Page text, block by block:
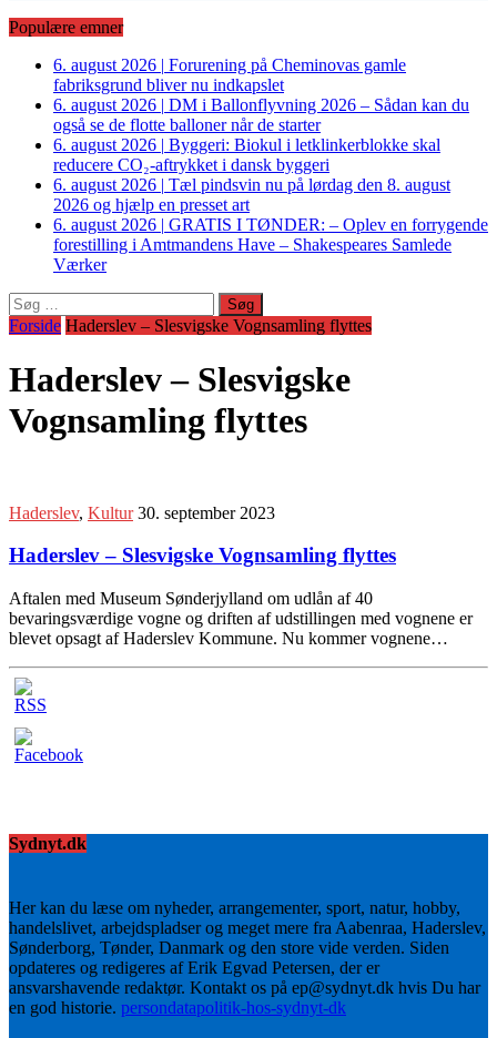
Populære emner
6. august 2026 | Forurening på Cheminovas gamle
fabriksgrund bliver nu indkapslet
6. august 2026 | DM i Ballonflyvning 2026 – Sådan kan du
også se de flotte balloner når de starter
6. august 2026 | Byggeri: Biokul i letklinkerblokke skal
reducere CO₂-aftrykket i dansk byggeri
6. august 2026 | Tæl pindsvin nu på lørdag den 8. august
2026 og hjælp en presset art
6. august 2026 | GRATIS I TØNDER: – Oplev en forrygende
forestilling i Amtmandens Have – Shakespeares Samlede
Værker
Søg
efter:
Forside Haderslev – Slesvigske Vognsamling flyttes
Haderslev – Slesvigske
Vognsamling flyttes
Haderslev, Kultur 30. september 2023
Haderslev – Slesvigske Vognsamling flyttes
Aftalen med Museum Sønderjylland om udlån af 40
bevaringsværdige vogne og driften af udstillingen med vognene er
blevet opsagt af Haderslev Kommune. Nu kommer vognene…
Sydnyt.dk
Her kan du læse om nyheder, arrangementer, sport, natur, hobby,
handelslivet, arbejdspladser og meget mere fra Aabenraa, Haderslev,
Sønderborg, Tønder, Danmark og den store vide verden. Siden
opdateres og redigeres af Erik Egvad Petersen, der er
ansvarshavende redaktør. Kontakt os på ep@sydnyt.dk hvis Du har
en god historie. persondatapolitik-hos-sydnyt-dk